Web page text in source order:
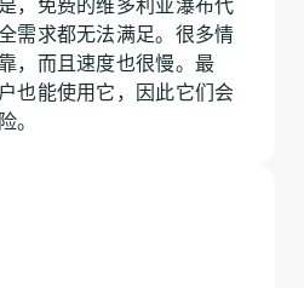
需求都无法满足。很多情
，而且速度也很慢。最
也能使用它，因此它们会
。